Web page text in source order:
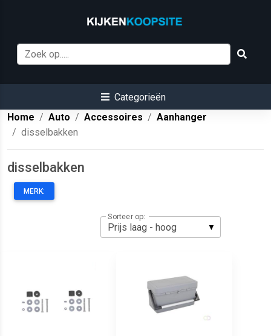
Categorieën
Home
Auto Accessoires
Aanhanger
disselbakken
disselbakken
MERK:
Sorteer op: